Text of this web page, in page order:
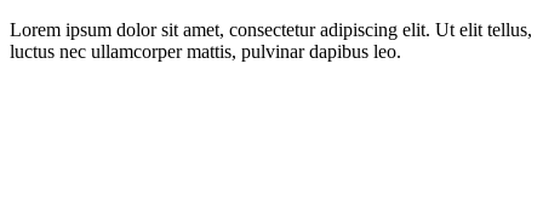
Lorem ipsum dolor sit amet, consectetur adipiscing elit. Ut elit tellus,
luctus nec ullamcorper mattis, pulvinar dapibus leo.